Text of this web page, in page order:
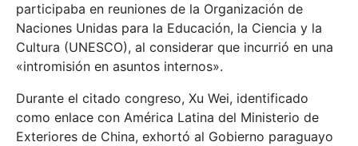
participaba en reuniones de la Organización de
Naciones Unidas para la Educación, la Ciencia y la
Cultura (UNESCO), al considerar que incurrió en una
«intromisión en asuntos internos».
Durante el citado congreso, Xu Wei, identificado
como enlace con América Latina del Ministerio de
Exteriores de China, exhortó al Gobierno paraguayo